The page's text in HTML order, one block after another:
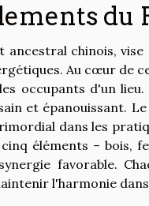
du
ancestral chinois,
Au cœur de
occupants d'un
et épanouissant.
dans les
cinq éléments –
favorable.
l'harmonie